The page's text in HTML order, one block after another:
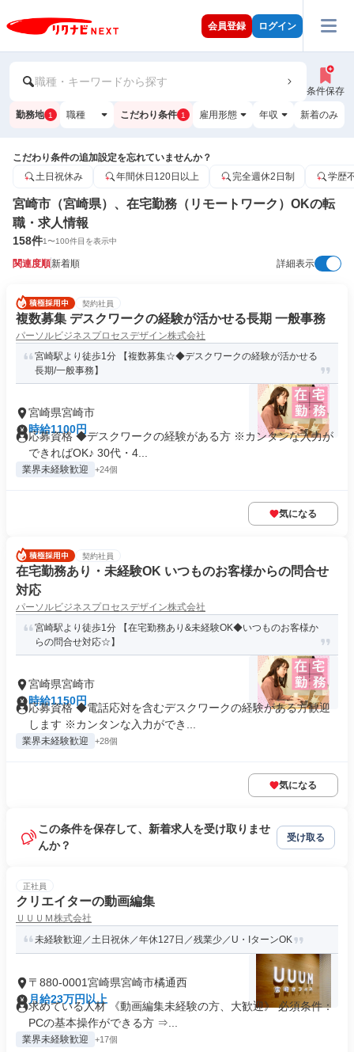
会員登録 ログイン
職種・キーワードから探す
条件保存
勤務地 1 職種 こだわり条件 1 雇用形態 年収 新着のみ
こだわり条件の追加設定を忘れていませんか？
土日祝休み
年間休日120日以上 完全週休2日制 学歴
宮崎市（宮崎県）、在宅勤務（リモートワーク）OKの転
職・求人情報
158件1〜100件目を表示中
関連度順新着順 詳細表示
契約社員
複数募集 デスクワークの経験が活かせる長期 一般事務
パーソルビジネスプロセスデザイン株式会社
宮崎駅より徒歩1分 【複数募集☆◆デスクワークの経験が活かせる
長期/一般事務】
宮崎県宮崎市
時給1100円
応募資格 ◆デスクワークの経験がある方 ※カンタンな入力が
できればOK♪ 30代・4...
業界未経験歓迎 +24個
気になる
契約社員
在宅勤務あり・未経験OK いつものお客様からの問合せ
対応
パーソルビジネスプロセスデザイン株式会社
宮崎駅より徒歩1分 【在宅勤務あり&未経験OK◆いつものお客様か
らの問合せ対応☆】
宮崎県宮崎市
時給1150円
応募資格 ◆電話応対を含むデスクワークの経験がある方歓迎
します ※カンタンな入力ができ...
業界未経験歓迎 +28個
気になる
この条件を保存して、新着求人を受け取りませ
んか？
受け取る
正社員
クリエイターの動画編集
ＵＵＵＭ株式会社
未経験歓迎／土日祝休／年休127日／残業少／U・IターンOK
〒880-0001宮崎県宮崎市橘通西
月給23万円以上
求めている人材 《動画編集未経験の⽅、⼤歓迎》 必須条件：
PCの基本操作ができる⽅ ⇒...
業界未経験歓迎 +17個